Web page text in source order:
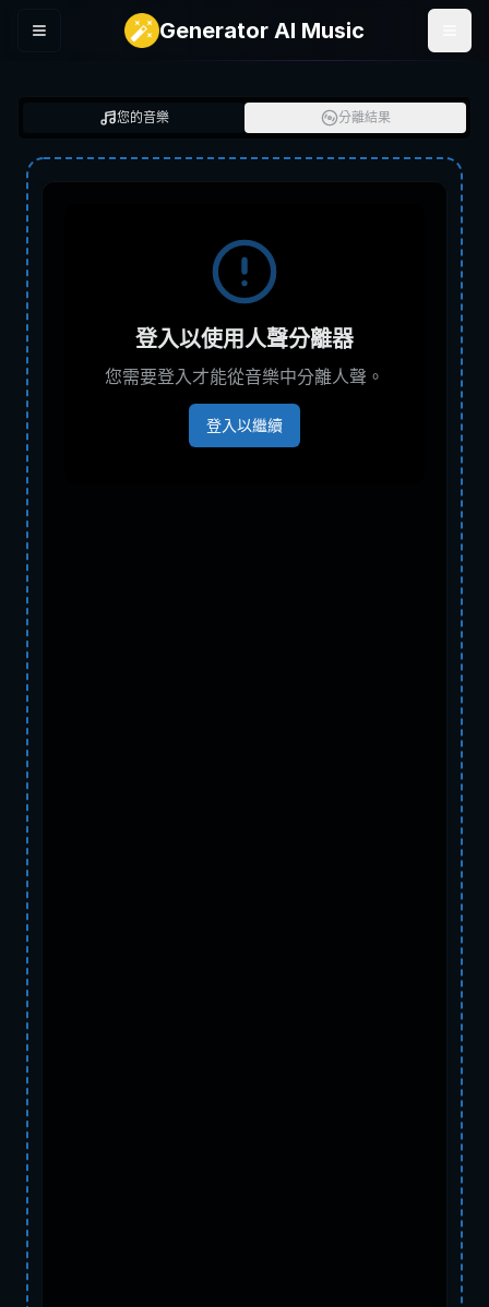
Menu Generator AI Music
您的音樂 分離結果
登入以使用人聲分離器
您需要登入才能從音樂中分離人聲。
登入以繼續